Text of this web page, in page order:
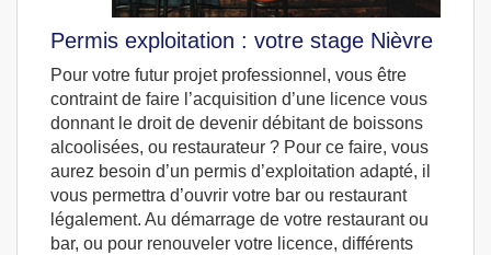
Permis exploitation : votre stage Nièvre
Pour votre futur projet professionnel, vous être
contraint de faire l’acquisition d’une licence vous
donnant le droit de devenir débitant de boissons
alcoolisées, ou restaurateur ? Pour ce faire, vous
aurez besoin d’un permis d’exploitation adapté, il
vous permettra d’ouvrir votre bar ou restaurant
légalement. Au démarrage de votre restaurant ou
bar, ou pour renouveler votre licence, différents